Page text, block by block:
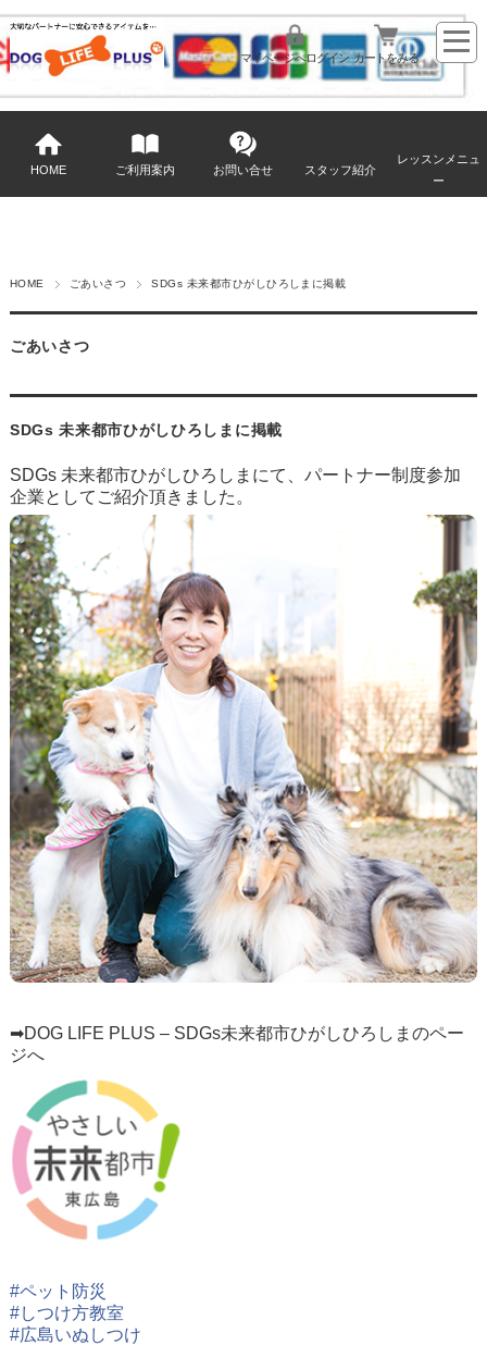
マイページへログイン カートをみる
HOME ご利用案内 お問い合せ スタッフ紹介
レッスンメニュ
ー
HOME ごあいさつ SDGs 未来都市ひがしひろしまに掲載
ごあいさつ
SDGs 未来都市ひがしひろしまに掲載
SDGs 未来都市ひがしひろしまにて、パートナー制度参加
企業としてご紹介頂きました。
➡DOG LIFE PLUS – SDGs未来都市ひがしひろしまのペー
ジへ
#ペット防災
#しつけ方教室
#広島いぬしつけ